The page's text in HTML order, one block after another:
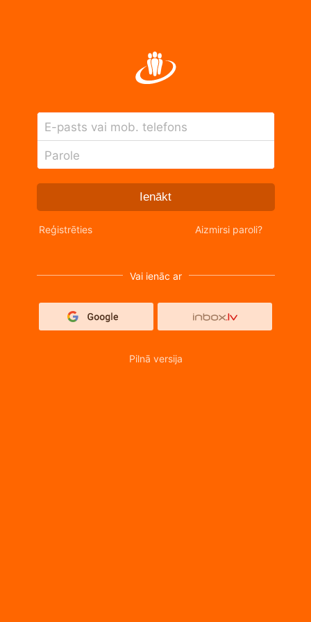
E-pasts vai mob. telefons
Parole
Ienākt
Reģistrēties Aizmirsi paroli?
Vai ienāc ar
Pilnā versija